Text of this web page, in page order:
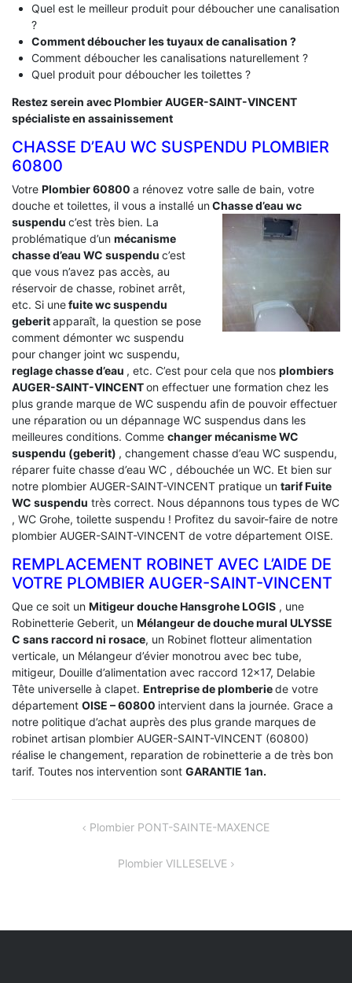
Quel est le meilleur produit pour déboucher une canalisation
?
Comment déboucher les tuyaux de canalisation ?
Comment déboucher les canalisations naturellement ?
Quel produit pour déboucher les toilettes ?
Restez serein avec Plombier AUGER-SAINT-VINCENT
spécialiste en assainissement
CHASSE D’EAU WC SUSPENDU PLOMBIER
60800
Votre Plombier 60800 a rénovez votre salle de bain, votre
douche et toilettes, il vous a installé unChasse d’eau wc
suspendu c’est très bien. La
problématique d’un mécanisme
chasse d’eau WC suspendu c’est
que vous n’avez pas accès, au
réservoir de chasse, robinet arrêt,
etc. Si unefuite wc suspendu
geberitapparaît, la question se pose
comment démonter wc suspendu
pour changer joint wc suspendu,
reglage chasse d’eau , etc. C’est pour cela que nos plombiers
AUGER-SAINT-VINCENTon effectuer une formation chez les
plus grande marque de WC suspendu afin de pouvoir effectuer
une réparation ou un dépannage WC suspendus dans les
meilleures conditions. Comme changer mécanisme WC
suspendu (geberit) , changement chasse d’eau WC suspendu,
réparer fuite chasse d’eau WC , débouchée un WC. Et bien sur
notre plombier AUGER-SAINT-VINCENT pratique un tarif Fuite
WC suspendu très correct. Nous dépannons tous types de WC
, WC Grohe, toilette suspendu ! Profitez du savoir-faire de notre
plombier AUGER-SAINT-VINCENT de votre département OISE.
REMPLACEMENT ROBINET AVEC L’AIDE DE
VOTRE PLOMBIER AUGER-SAINT-VINCENT
Que ce soit un Mitigeur douche Hansgrohe LOGIS , une
Robinetterie Geberit, un Mélangeur de douche mural ULYSSE
C sans raccord ni rosace, un Robinet flotteur alimentation
verticale, un Mélangeur d’évier monotrou avec bec tube,
mitigeur, Douille d’alimentation avec raccord 12×17, Delabie
Tête universelle à clapet. Entreprise de plomberiede votre
département OISE – 60800 intervient dans la journée. Grace a
notre politique d’achat auprès des plus grande marques de
robinet artisan plombier AUGER-SAINT-VINCENT (60800)
réalise le changement, reparation de robinetterie a de très bon
tarif. Toutes nos intervention sont GARANTIE 1an.
NAVIGATIONPlombier PONT-SAINTE-MAXENCE
Plombier VILLESELVE